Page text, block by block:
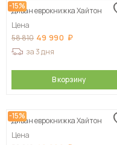
Сначала дорогие
-15%
Диван еврокнижка Хайтон
Цена
58 810 49 990
за 3 дня
В корзину
-15%
Диван еврокнижка Хайтон
Цена